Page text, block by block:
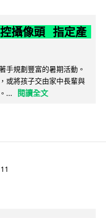
攝像頭 指定產
手規劃豐富的暑期活動。
或將孩子交由家中長輩與
...
閱讀全文